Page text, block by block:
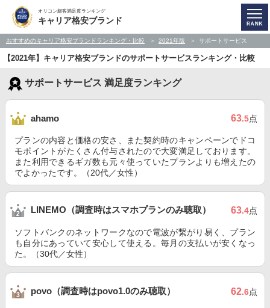
オリコン顧客満足度ランキング
キャリア格安ブランド
おすすめのキャリア格安ブランドランキング・比較 2021年版 サポートサービス
【2021年】キャリア格安ブランドのサポートサービスランキング・比較
サポートサービス 満足度ランキング
ahamo 63.5点
プランの内容と価格の安さ、また契約時のキャンペーンでドコ
モポイントがたくさん付与されたので大変満足しております。
また利用できるギガ数も元々使っていたプランよりも増えたの
でよかったです。（20代／女性）
LINEMO（調査時はスマホプランのみ聴取） 63.4点
ソフトバンクのネットワークなので電波が繋がり易く、プラン
も自分にあっていて安心して使える。毎月の支払いが安くなっ
た。（30代／女性）
povo（調査時はpovo1.0のみ聴取） 62.6点